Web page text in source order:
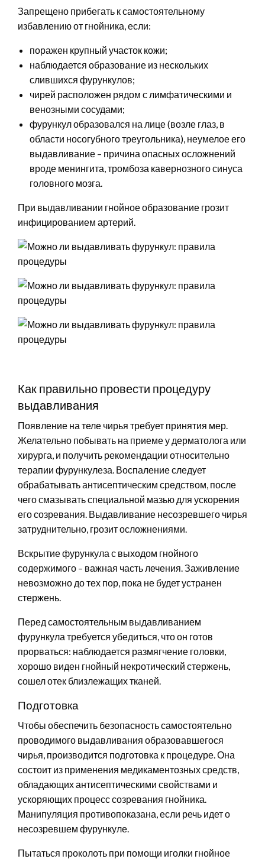
Запрещено прибегать к самостоятельному
избавлению от гнойника, если:
поражен крупный участок кожи;
наблюдается образование из нескольких
слившихся фурункулов;
чирей расположен рядом с лимфатическими и
венозными сосудами;
фурункул образовался на лице (возле глаз, в
области носогубного треугольника), неумелое его
выдавливание – причина опасных осложнений
вроде менингита, тромбоза кавернозного синуса
головного мозга.
При выдавливании гнойное образование грозит
инфицированием артерий.
Как правильно провести процедуру
выдавливания
Появление на теле чирья требует принятия мер.
Желательно побывать на приеме у дерматолога или
хирурга, и получить рекомендации относительно
терапии фурункулеза. Воспаление следует
обрабатывать антисептическим средством, после
чего смазывать специальной мазью для ускорения
его созревания. Выдавливание несозревшего чирья
затруднительно, грозит осложнениями.
Вскрытие фурункула с выходом гнойного
содержимого – важная часть лечения. Заживление
невозможно до тех пор, пока не будет устранен
стержень.
Перед самостоятельным выдавливанием
фурункула требуется убедиться, что он готов
прорваться: наблюдается размягчение головки,
хорошо виден гнойный некротический стержень,
сошел отек близлежащих тканей.
Подготовка
Чтобы обеспечить безопасность самостоятельно
проводимого выдавливания образовавшегося
чирья, производится подготовка к процедуре. Она
состоит из применения медикаментозных средств,
обладающих антисептическими свойствами и
ускоряющих процесс созревания гнойника.
Манипуляция противопоказана, если речь идет о
несозревшем фурункуле.
Пытаться проколоть при помощи иголки гнойное